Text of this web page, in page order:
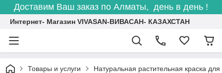
Доставим Ваш заказ по Алматы, день в день !
Интернет- Магазин VIVASAN-ВИВАСАН- КАЗАХСТАН
Товары и услуги Натуральная растительная краска